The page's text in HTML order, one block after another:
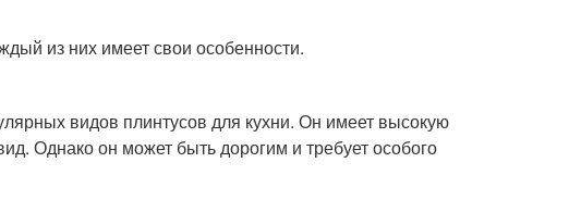
из них имеет свои особенности.
видов плинтусов для кухни. Он имеет высокую
Однако он может быть дорогим и требует особого